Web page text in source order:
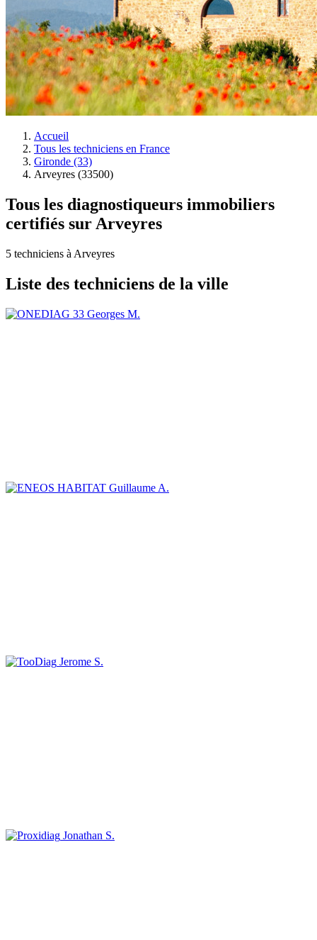
Accueil
Tous les techniciens en France
Gironde (33)
Arveyres (33500)
Tous les diagnostiqueurs immobiliers
certifiés sur Arveyres
5 techniciens à Arveyres
Liste des techniciens de la ville
Georges M.
Guillaume A.
Jerome S.
Jonathan S.